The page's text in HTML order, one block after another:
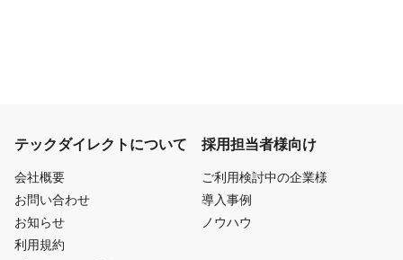
テックダイレクトについて
会社概要
お問い合わせ
お知らせ
利用規約
採用担当者様向け
ご利用検討中の企業様
導入事例
ノウハウ